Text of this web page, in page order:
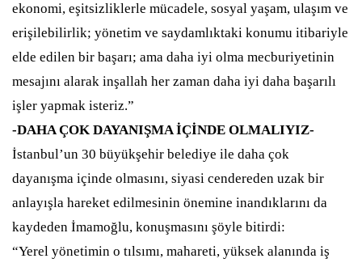
ekonomi, eşitsizliklerle mücadele, sosyal yaşam, ulaşım ve
erişilebilirlik; yönetim ve saydamlıktaki konumu itibariyle
elde edilen bir başarı; ama daha iyi olma mecburiyetinin
mesajını alarak inşallah her zaman daha iyi daha başarılı
işler yapmak isteriz.”
-DAHA ÇOK DAYANIŞMA İÇİNDE OLMALIYIZ-
İstanbul’un 30 büyükşehir belediye ile daha çok
dayanışma içinde olmasını, siyasi cendereden uzak bir
anlayışla hareket edilmesinin önemine inandıklarını da
kaydeden İmamoğlu, konuşmasını şöyle bitirdi:
“Yerel yönetimin o tılsımı, mahareti, yüksek alanında iş